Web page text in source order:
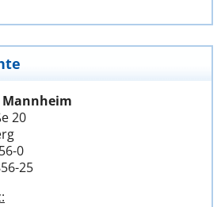
20
0
25